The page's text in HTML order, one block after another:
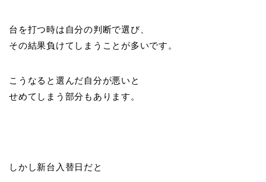
台を打つ時は自分の判断で選び、
その結果負けてしまうことが多いです。
こうなると選んだ自分が悪いと
せめてしまう部分もあります。
しかし新台入替日だと